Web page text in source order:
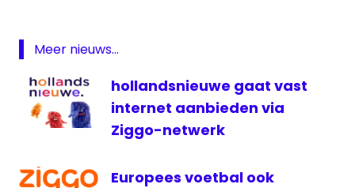
Ziggo
Ziggo
Sport
Select
Meer nieuws...
hollandsnieuwe gaat vast
internet aanbieden via
Ziggo-netwerk
Europees voetbal ook